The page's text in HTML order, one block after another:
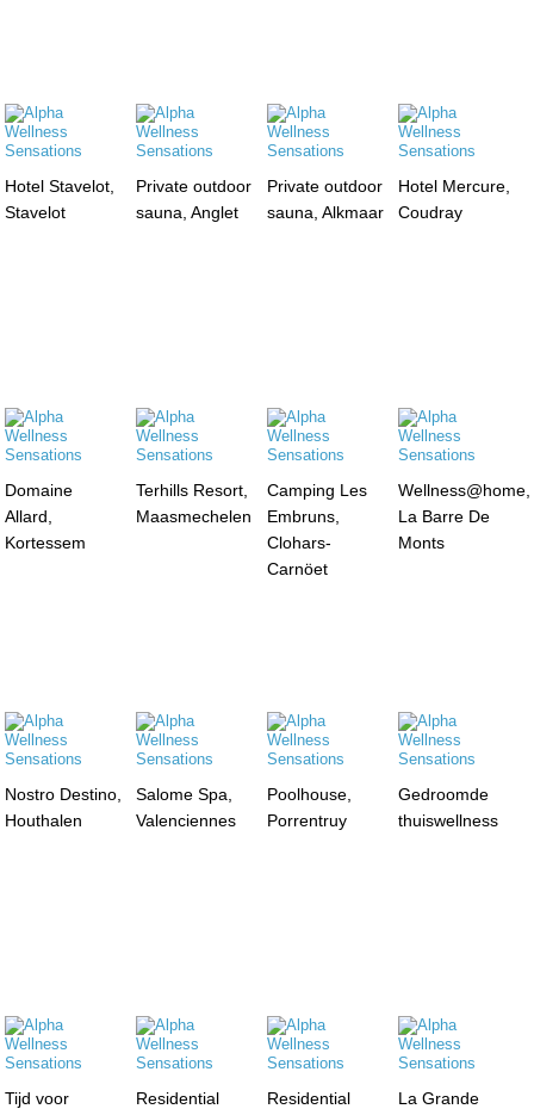
Hotel Stavelot,
Stavelot
Private outdoor
sauna, Anglet
Private outdoor
sauna, Alkmaar
Hotel Mercure,
Coudray
Domaine
Allard,
Kortessem
Terhills Resort,
Maasmechelen
Camping Les
Embruns,
Clohars-
Carnöet
Wellness@home,
La Barre De
Monts
Nostro Destino,
Houthalen
Salome Spa,
Valenciennes
Poolhouse,
Porrentruy
Gedroomde
thuiswellness
Tijd voor
Residential
Residential
La Grande